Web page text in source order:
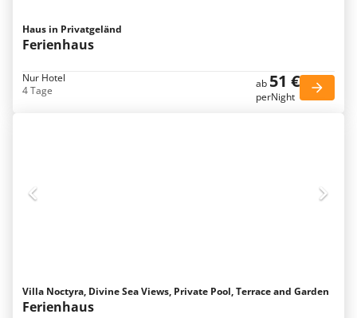
Haus in Privatgeländ
Ferienhaus
Nur Hotel
4 Tage
ab 51 €
perNight
Villa Noctyra, Divine Sea Views, Private Pool, Terrace and Garden
Ferienhaus